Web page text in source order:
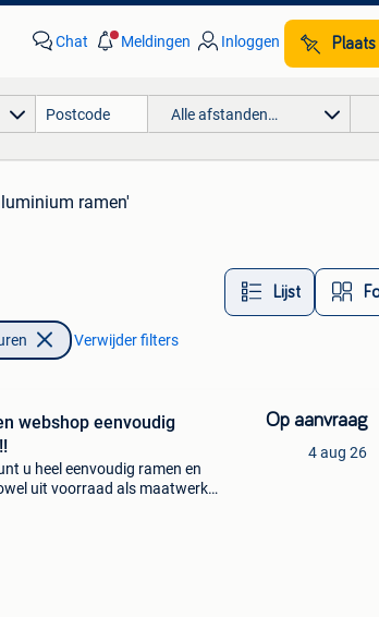
Chat Meldingen Inloggen Plaats
Alle afstanden…
ramen'
Lijst
Verwijder filters
webshop eenvoudig
u heel eenvoudig ramen en
uit voorraad als maatwerk.
Op aanvraag
4 aug 26